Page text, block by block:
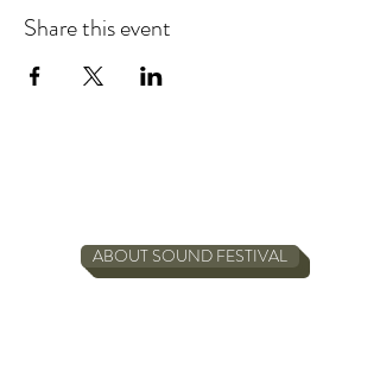
Share this event
ABOUT SOUND FESTIVAL